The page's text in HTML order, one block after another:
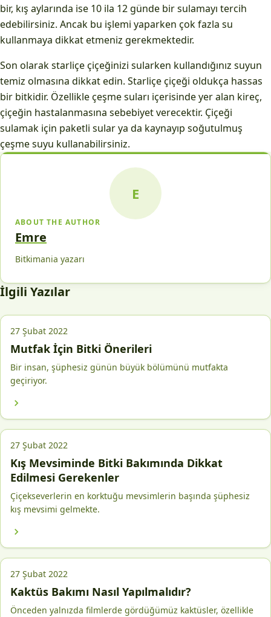
bir, kış aylarında ise 10 ila 12 günde bir sulamayı tercih
edebilirsiniz. Ancak bu işlemi yaparken çok fazla su
kullanmaya dikkat etmeniz gerekmektedir.
Son olarak starliçe çiçeğinizi sularken kullandığınız suyun
temiz olmasına dikkat edin. Starliçe çiçeği oldukça hassas
bir bitkidir. Özellikle çeşme suları içerisinde yer alan kireç,
çiçeğin hastalanmasına sebebiyet verecektir. Çiçeği
sulamak için paketli sular ya da kaynayıp soğutulmuş
çeşme suyu kullanabilirsiniz.
E
ABOUT THE AUTHOR
Emre
Bitkimania yazarı
İlgili Yazılar
27 Şubat 2022
Mutfak İçin Bitki Önerileri
Bir insan, şüphesiz günün büyük bölümünü mutfakta
geçiriyor.
27 Şubat 2022
Kış Mevsiminde Bitki Bakımında Dikkat
Edilmesi Gerekenler
Çiçekseverlerin en korktuğu mevsimlerin başında şüphesiz
kış mevsimi gelmekte.
27 Şubat 2022
Kaktüs Bakımı Nasıl Yapılmalıdır?
Önceden yalnızda filmlerde gördüğümüz kaktüsler, özellikle